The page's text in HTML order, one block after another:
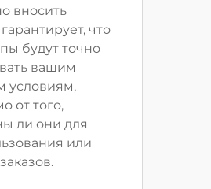
вносить
что
будут точно
вашим
условиям,
от того,
ли они для
или